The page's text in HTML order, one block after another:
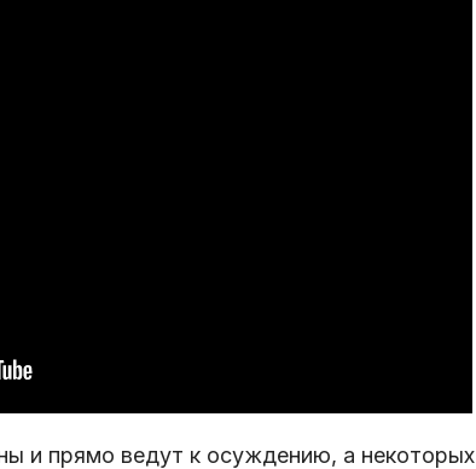
и прямо ведут к осуждению, а некоторых